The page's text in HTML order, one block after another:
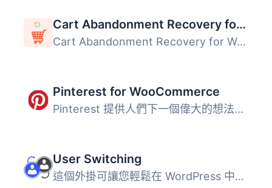
Cart Abandonment Recovery for WooCommerce – Recover Lost Sales with Automated Emails
Cart Abandonment Recovery for WooCommerce 是一款免費的外...
Pinterest for WooCommerce
Pinterest 提供人們下一個偉大的想法。它部分收藏品，部分市...
User Switching
這個外掛可讓您輕鬆在 WordPress 中點擊按鈕即可快速切換使用...